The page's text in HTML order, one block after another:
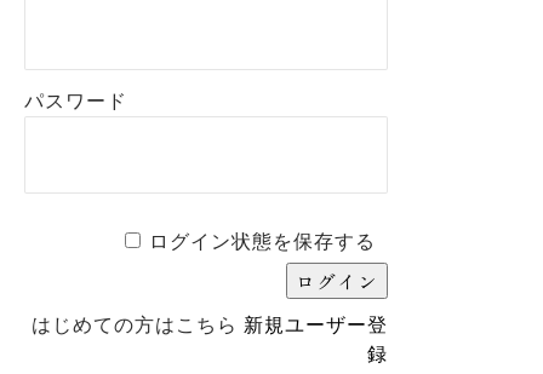
パスワード
ログイン状態を保存する
はじめての方はこちら 新規ユーザー登
録